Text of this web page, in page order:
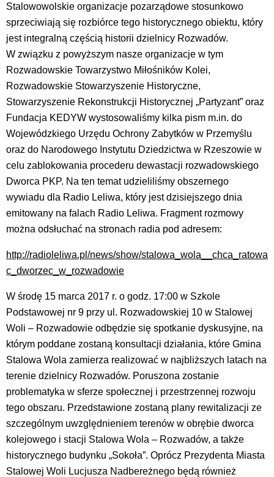
Stalowowolskie organizacje pozarządowe stosunkowo
sprzeciwiają się rozbiórce tego historycznego obiektu, który
jest integralną częścią historii dzielnicy Rozwadów.
W związku z powyższym nasze organizacje w tym
Rozwadowskie Towarzystwo Miłośników Kolei,
Rozwadowskie Stowarzyszenie Historyczne,
Stowarzyszenie Rekonstrukcji Historycznej „Partyzant” oraz
Fundacja KEDYW wystosowaliśmy kilka pism m.in. do
Wojewódzkiego Urzędu Ochrony Zabytków w Przemyślu
oraz do Narodowego Instytutu Dziedzictwa w Rzeszowie w
celu zablokowania procederu dewastacji rozwadowskiego
Dworca PKP. Na ten temat udzieliliśmy obszernego
wywiadu dla Radio Leliwa, który jest dzisiejszego dnia
emitowany na falach Radio Leliwa. Fragment rozmowy
można odsłuchać na stronach radia pod adresem:
http://radioleliwa.pl/news/show/stalowa_wola__chca_ratowa
c_dworzec_w_rozwadowie
W środę 15 marca 2017 r. o godz. 17:00 w Szkole
Podstawowej nr 9 przy ul. Rozwadowskiej 10 w Stalowej
Woli – Rozwadowie odbędzie się spotkanie dyskusyjne, na
którym poddane zostaną konsultacji działania, które Gmina
Stalowa Wola zamierza realizować w najbliższych latach na
terenie dzielnicy Rozwadów. Poruszona zostanie
problematyka w sferze społecznej i przestrzennej rozwoju
tego obszaru. Przedstawione zostaną plany rewitalizacji ze
szczególnym uwzględnieniem terenów w obrębie dworca
kolejowego i stacji Stalowa Wola – Rozwadów, a także
historycznego budynku „Sokoła”. Oprócz Prezydenta Miasta
Stalowej Woli Lucjusza Nadbereżnego będą również